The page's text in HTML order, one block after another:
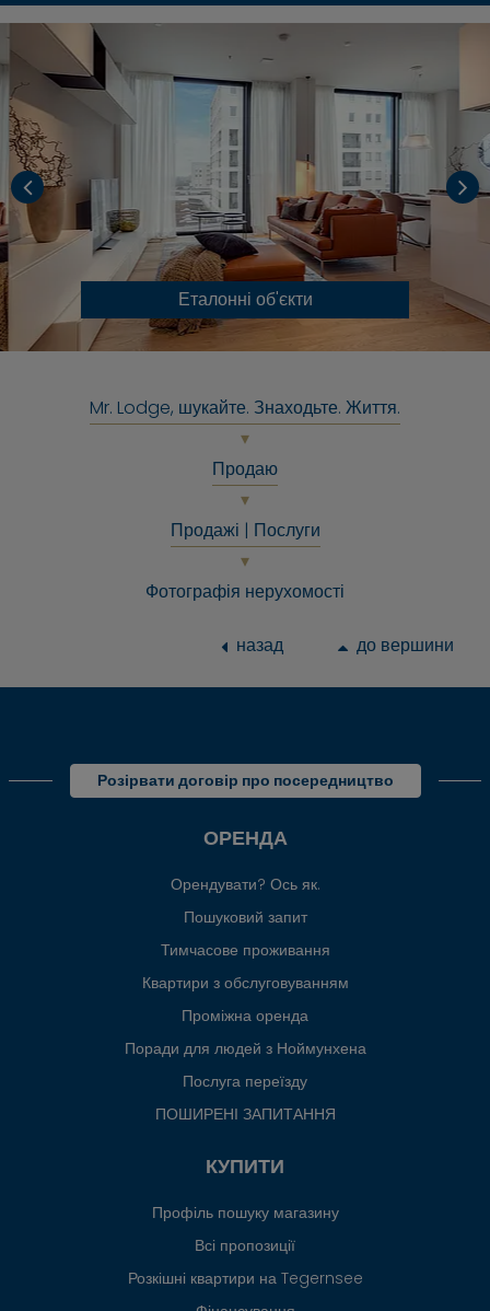
Еталонні об'єкти
Mr. Lodge, шукайте. Знаходьте. Життя.
Продаю
Продажі | Послуги
Фотографія нерухомості
назад до вершини
Розірвати договір про посередництво
ОРЕНДА
Орендувати? Ось як.
Пошуковий запит
Тимчасове проживання
Квартири з обслуговуванням
Проміжна оренда
Поради для людей з Ноймунхена
Послуга переїзду
ПОШИРЕНІ ЗАПИТАННЯ
КУПИТИ
Профіль пошуку магазину
Всі пропозиції
Розкішні квартири на Tegernsee